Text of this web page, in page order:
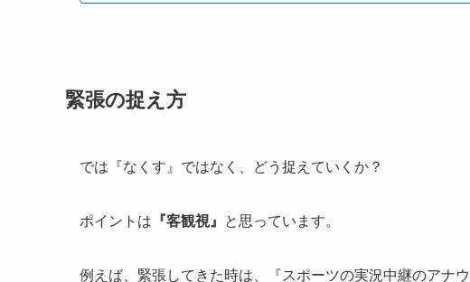
緊張の捉え方
では『なくす』ではなく、どう捉えていくか？
ポイントは 『客観視』 と思っています。
例えば、緊張してきた時は、『スポーツの実況中継のアナ